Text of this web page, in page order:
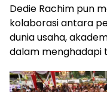
Dedie Rachim pun
kolaborasi antara
dunia usaha,
dalam menghadapi